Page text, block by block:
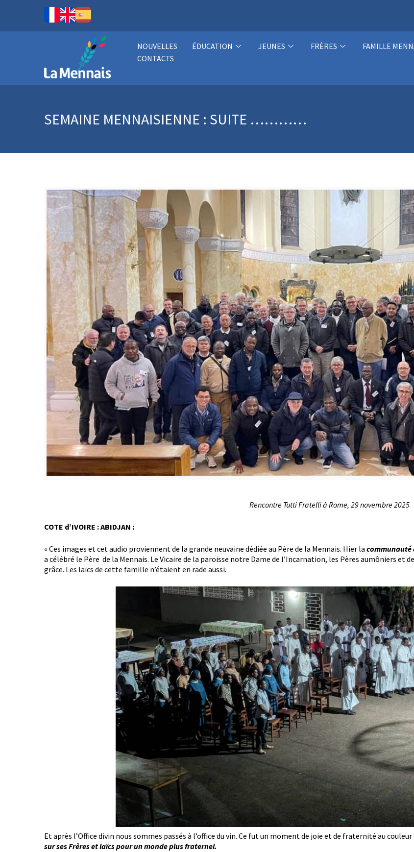
NOUVELLES ÉDUCATION JEUNES FRÈRES FAMILLE
CONTACTS
SEMAINE MENNAISIENNE : SUITE …………
Rencontre Tutti Fratelli à Rome, 29 novembre 2025
COTE d’IVOIRE : ABIDJAN :
« Ces images et cet audio proviennent de la grande neuvaine dédiée au Père de la Mennais. Hier la communauté
a célébré le Père de la Mennais. Le Vicaire de la paroisse notre Dame de l’Incarnation, les Pères aumôniers et
grâce. Les laïcs de cette famille n’étaient en rade aussi.
Et après l’Office divin nous sommes passés à l’office du vin. Ce fut un moment de joie et de fraternité au couleur
sur ses Frères et laïcs pour un monde plus fraternel.